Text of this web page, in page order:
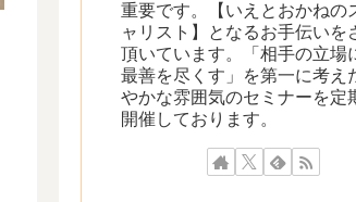
重要です。【いえとおかねの
ャリスト】となるお手伝いを
頂いています。「相手の立場
最善を尽くす」を第一に考え
やかな雰囲気のセミナーを定
開催しております。